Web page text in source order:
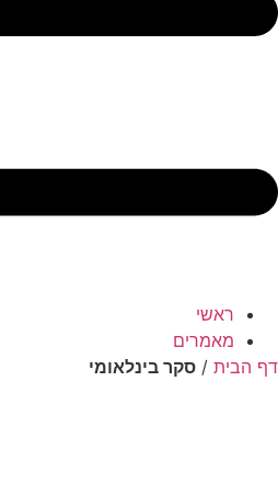
ראשי
מאמרים
דף הבית / סקר בינלאומי